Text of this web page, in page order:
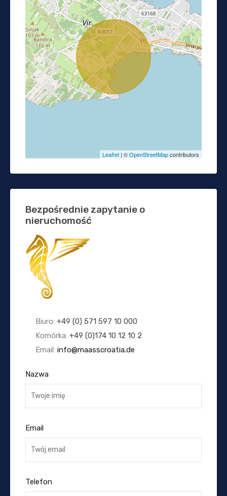
Leaflet | ©OpenStreetMapcontributors
Bezpośrednie zapytanie o
nieruchomość
Biuro: +49 (0) 571 597 10 000
Komórka: +49 (0)174 10 12 10 2
Email: info@maasscroatia.de
Nazwa
Email
Telefon